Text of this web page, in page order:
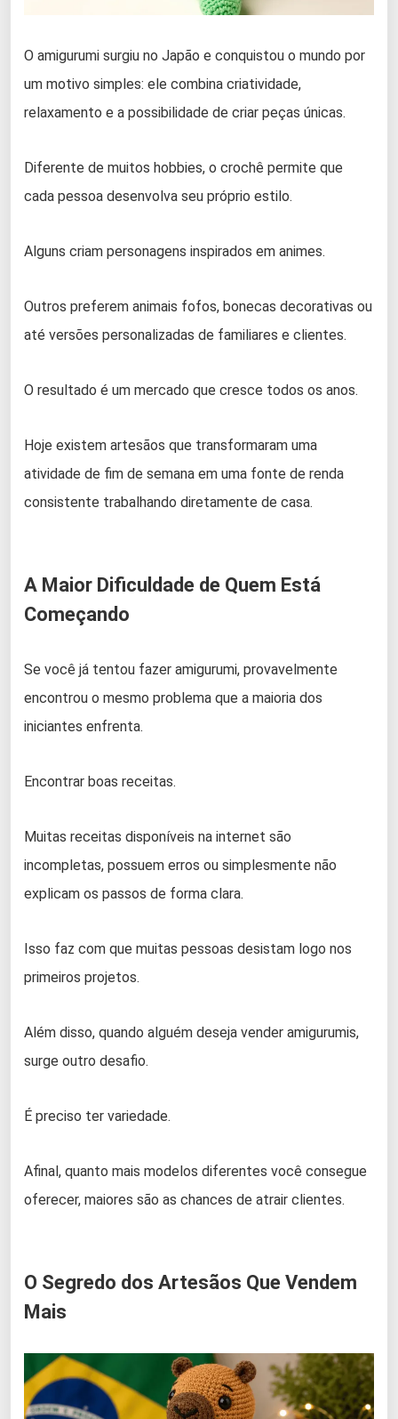
O amigurumi surgiu no Japão e conquistou o mundo por
um motivo simples: ele combina criatividade,
relaxamento e a possibilidade de criar peças únicas.
Diferente de muitos hobbies, o crochê permite que
cada pessoa desenvolva seu próprio estilo.
Alguns criam personagens inspirados em animes.
Outros preferem animais fofos, bonecas decorativas ou
até versões personalizadas de familiares e clientes.
O resultado é um mercado que cresce todos os anos.
Hoje existem artesãos que transformaram uma
atividade de fim de semana em uma fonte de renda
consistente trabalhando diretamente de casa.
A Maior Dificuldade de Quem Está
Começando
Se você já tentou fazer amigurumi, provavelmente
encontrou o mesmo problema que a maioria dos
iniciantes enfrenta.
Encontrar boas receitas.
Muitas receitas disponíveis na internet são
incompletas, possuem erros ou simplesmente não
explicam os passos de forma clara.
Isso faz com que muitas pessoas desistam logo nos
primeiros projetos.
Além disso, quando alguém deseja vender amigurumis,
surge outro desafio.
É preciso ter variedade.
Afinal, quanto mais modelos diferentes você consegue
oferecer, maiores são as chances de atrair clientes.
O Segredo dos Artesãos Que Vendem
Mais